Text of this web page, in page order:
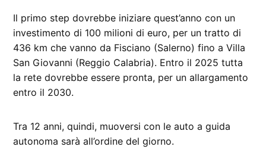
Il primo step dovrebbe iniziare quest’anno con un
investimento di 100 milioni di euro, per un tratto di
436 km che vanno da Fisciano (Salerno) fino a Villa
San Giovanni (Reggio Calabria). Entro il 2025 tutta
la rete dovrebbe essere pronta, per un allargamento
entro il 2030.
Tra 12 anni, quindi, muoversi con le auto a guida
autonoma sarà all’ordine del giorno.